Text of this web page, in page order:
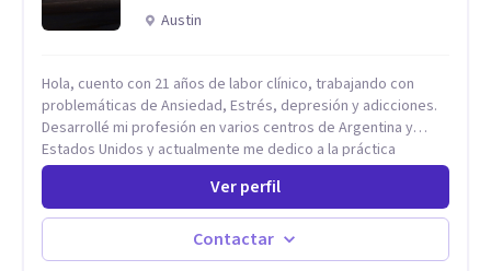
Austin
Hola, cuento con 21 años de labor clínico, trabajando con
problemáticas de Ansiedad, Estrés, depresión y adicciones.
Desarrollé mi profesión en varios centros de Argentina y
Estados Unidos y actualmente me dedico a la práctica
privada. Utilizo terapias cognitivas conductuales basadas en
evidencia científica con comprobados resultados. Los
objetivos terapéuticos están centrados en brindar
herramientas concretas para el cambio, que permitan
desarrollar nuevas habilidades y estrategias basadas en la
Ver perfil
Contactar